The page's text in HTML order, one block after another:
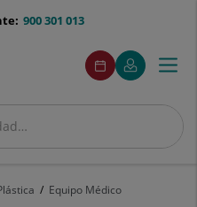
900 301 013
menuAcceso
Pedir
cita
Este
enlace
se
en
Mi
Quirónsalud
Este
enlace
se
en
ventana
Menú
Equipo Médico